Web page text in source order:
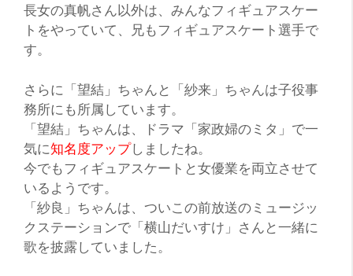
長女の真帆さん以外は、みんなフィギュアスケー
トをやっていて、兄もフィギュアスケート選手で
す。
さらに 「望結」 ちゃんと 「紗来」 ちゃんは子役事
務所にも所属しています。
「望結」ちゃんは、ドラマ 「家政婦のミタ」 で一
気に知名度アップしましたね。
今でもフィギュアスケートと女優業を両立させて
いるようです。
「紗良」ちゃんは、ついこの前放送のミュージッ
クステーションで 「横山だいすけ」 さんと一緒に
歌を披露していました。